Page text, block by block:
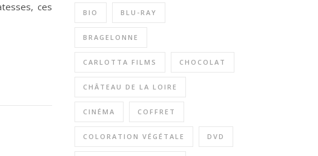
ces
BIO BLU-RAY
BRAGELONNE
CARLOTTA FILMS CHOCOLAT
CHÂTEAU DE LA LOIRE
CINÉMA COFFRET
COLORATION VÉGÉTALE DVD